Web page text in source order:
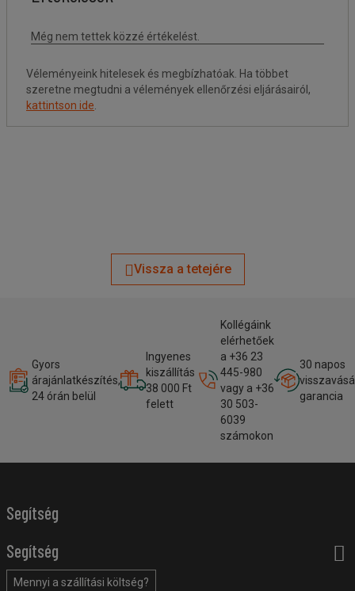
Véleményeink hitelesek és megbízhatóak. Ha többet
szeretne megtudni a vélemények ellenőrzési eljárásairól,
kattintson ide
Vissza a tetejére
Gyors
árajánlatkészítés,
24 órán belül
Ingyenes
kiszállítás
38 000 Ft
felett
Kollégáink
elérhetőek
a +36 23
445-980
vagy a +36
30 503-
6039
számokon
30 napos
garancia
Segítség
Segítség
Mennyi a szállítási költség?